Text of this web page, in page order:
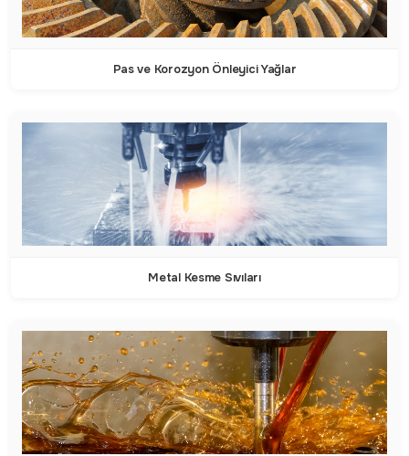
Pas ve Korozyon Önleyici Yağlar
Metal Kesme Sıvıları